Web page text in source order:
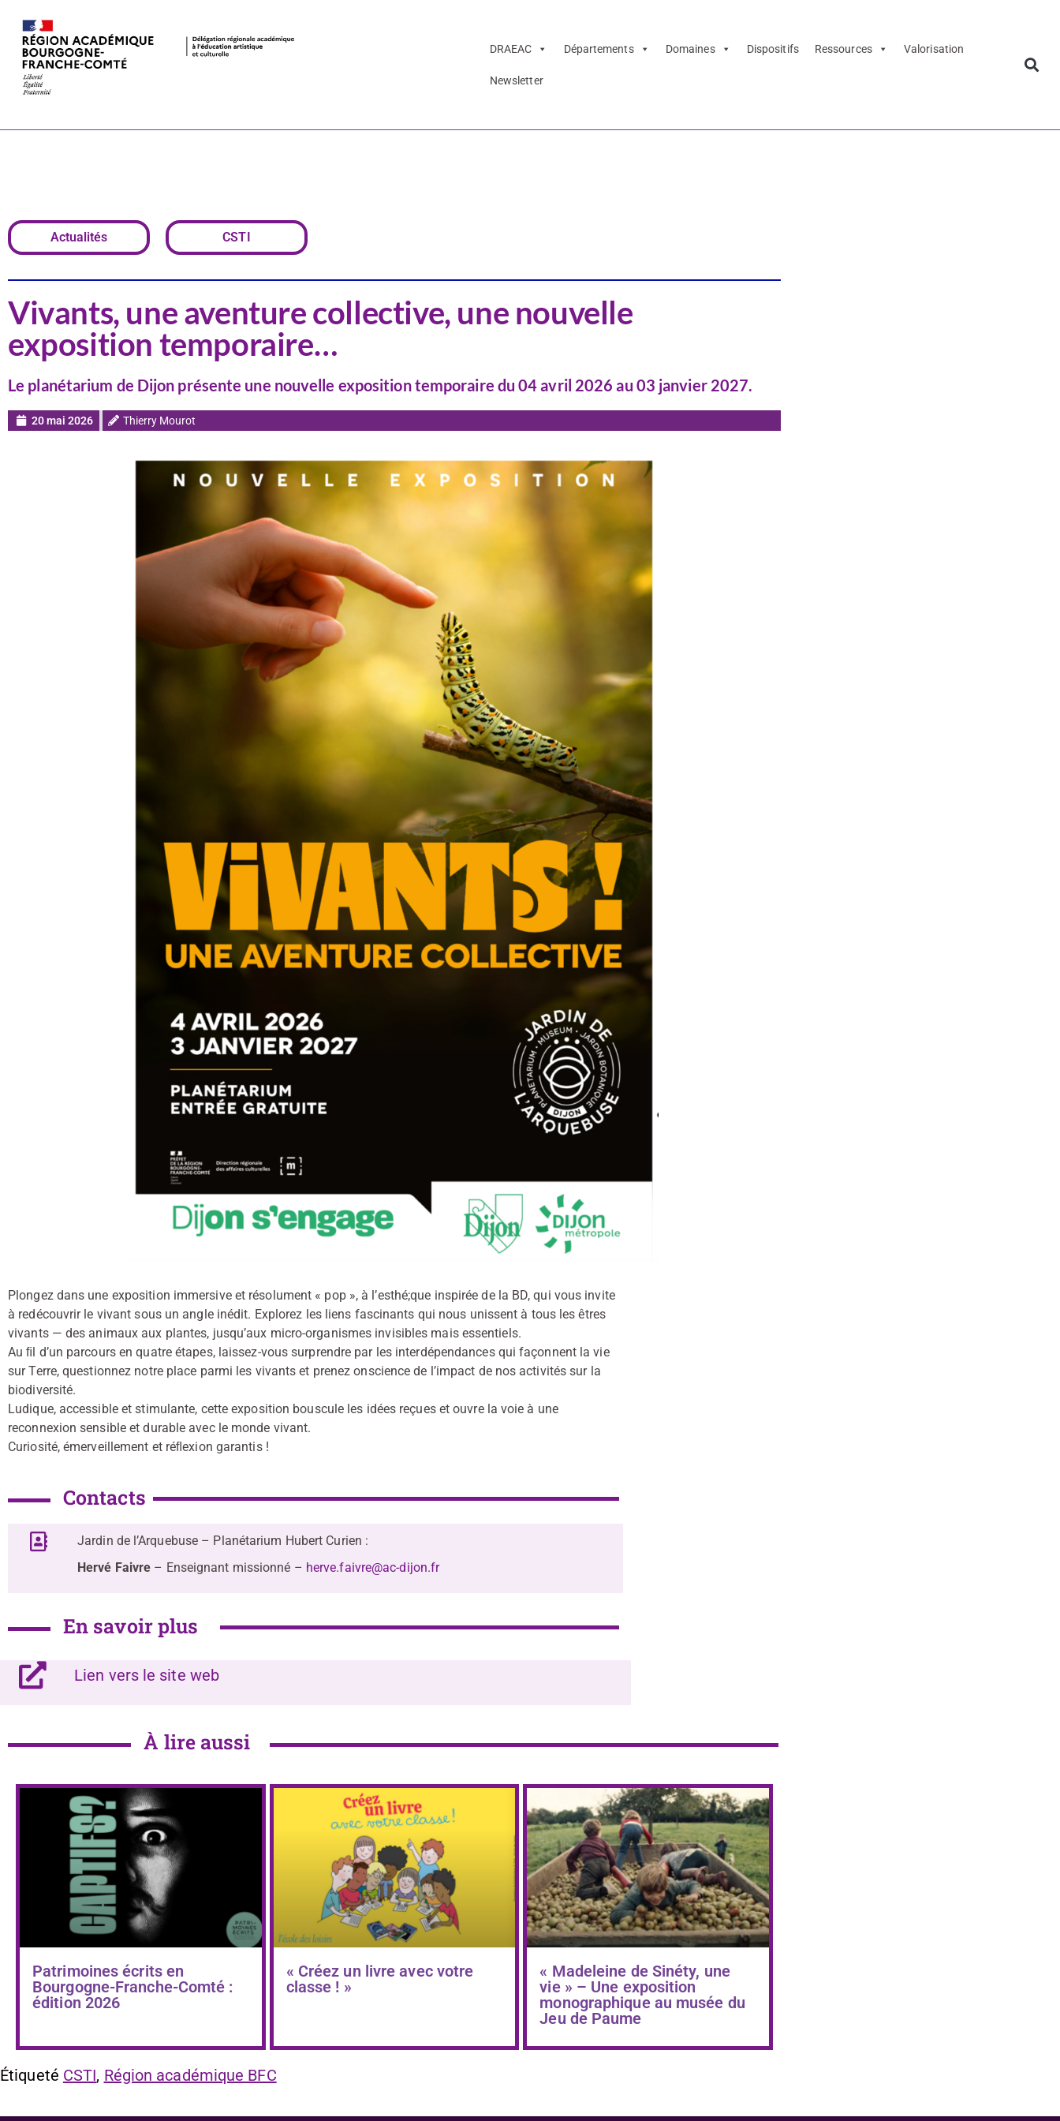
DRAEAC Départements Domaines Dispositifs Ressources Valorisation
Newsletter
Vivants, une aventure collective, une
Actualités CSTI
Vivants, une aventure collective, une nouvelle
exposition temporaire…
Le planétarium de Dijon présente une nouvelle exposition temporaire du 04 avril 2026 au 03 janvier 2027.
20 mai 2026 Thierry Mourot
Plongez dans une exposition immersive et résolument « pop », à l’esthé;que inspirée de la BD, qui vous invite
à redécouvrir le vivant sous un angle inédit. Explorez les liens fascinants qui nous unissent à tous les êtres
vivants — des animaux aux plantes, jusqu’aux micro-organismes invisibles mais essentiels.
Au ﬁl d’un parcours en quatre étapes, laissez-vous surprendre par les interdépendances qui façonnent la vie
sur Terre, questionnez notre place parmi les vivants et prenez onscience de l’impact de nos activités sur la
biodiversité.
Ludique, accessible et stimulante, cette exposition bouscule les idées reçues et ouvre la voie à une
reconnexion sensible et durable avec le monde vivant.
Curiosité, émerveillement et réﬂexion garantis !
Contacts
Jardin de l’Arquebuse – Planétarium Hubert Curien :
Hervé Faivre – Enseignant missionné – herve.faivre@ac-dijon.fr
En savoir plus
Lien vers le site web
À lire aussi
Patrimoines écrits en
Bourgogne-Franche-Comté :
édition 2026
« Créez un livre avec votre
classe ! »
« Madeleine de Sinéty, une
vie » – Une exposition
monographique au musée du
Jeu de Paume
Étiqueté CSTI, Région académique BFC